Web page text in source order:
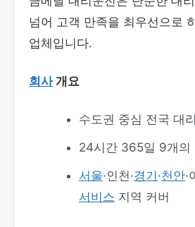
넘어 고객 만족을 최우선으로
업체입니다.
회사개요
수도권 중심 전국 대
24시간 365일 9개의
서울·인천·경기 ·천안·
서비스 지역 커버